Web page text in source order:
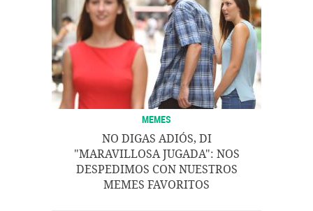
MEMES
NO DIGAS ADIÓS, DI
"MARAVILLOSA JUGADA": NOS
DESPEDIMOS CON NUESTROS
MEMES FAVORITOS